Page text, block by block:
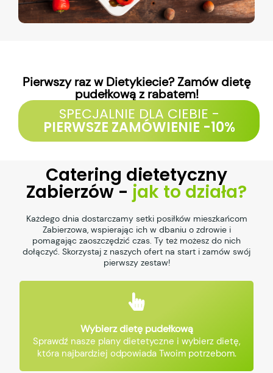
Pierwszy raz w Dietykiecie? Zamów dietę
pudełkową z rabatem!
SPECJALNIE DLA CIEBIE -
PIERWSZE ZAMÓWIENIE -10%
Catering dietetyczny
Zabierzów - jak to działa?
Każdego dnia dostarczamy setki posiłków mieszkańcom
Zabierzowa, wspierając ich w dbaniu o zdrowie i
pomagając zaoszczędzić czas. Ty też możesz do nich
dołączyć. Skorzystaj z naszych ofert na start i zamów swój
pierwszy zestaw!
Wybierz dietę pudełkową
Sprawdź nasze plany dietetyczne i wybierz dietę,
która najbardziej odpowiada Twoim potrzebom.